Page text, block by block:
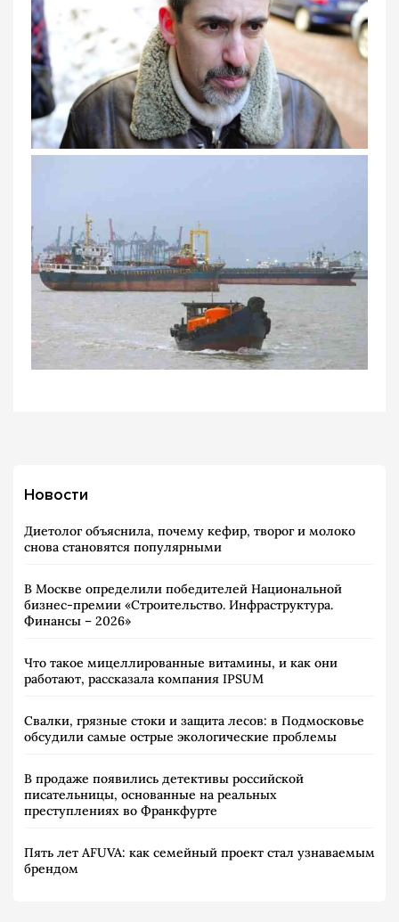
Новости
Диетолог объяснила, почему кефир, творог и молоко
снова становятся популярными
В Москве определили победителей Национальной
бизнес-премии «Строительство. Инфраструктура.
Финансы – 2026»
Что такое мицеллированные витамины, и как они
работают, рассказала компания IPSUM
Свалки, грязные стоки и защита лесов: в Подмосковье
обсудили самые острые экологические проблемы
В продаже появились детективы российской
писательницы, основанные на реальных
преступлениях во Франкфурте
Пять лет AFUVA: как семейный проект стал узнаваемым
брендом